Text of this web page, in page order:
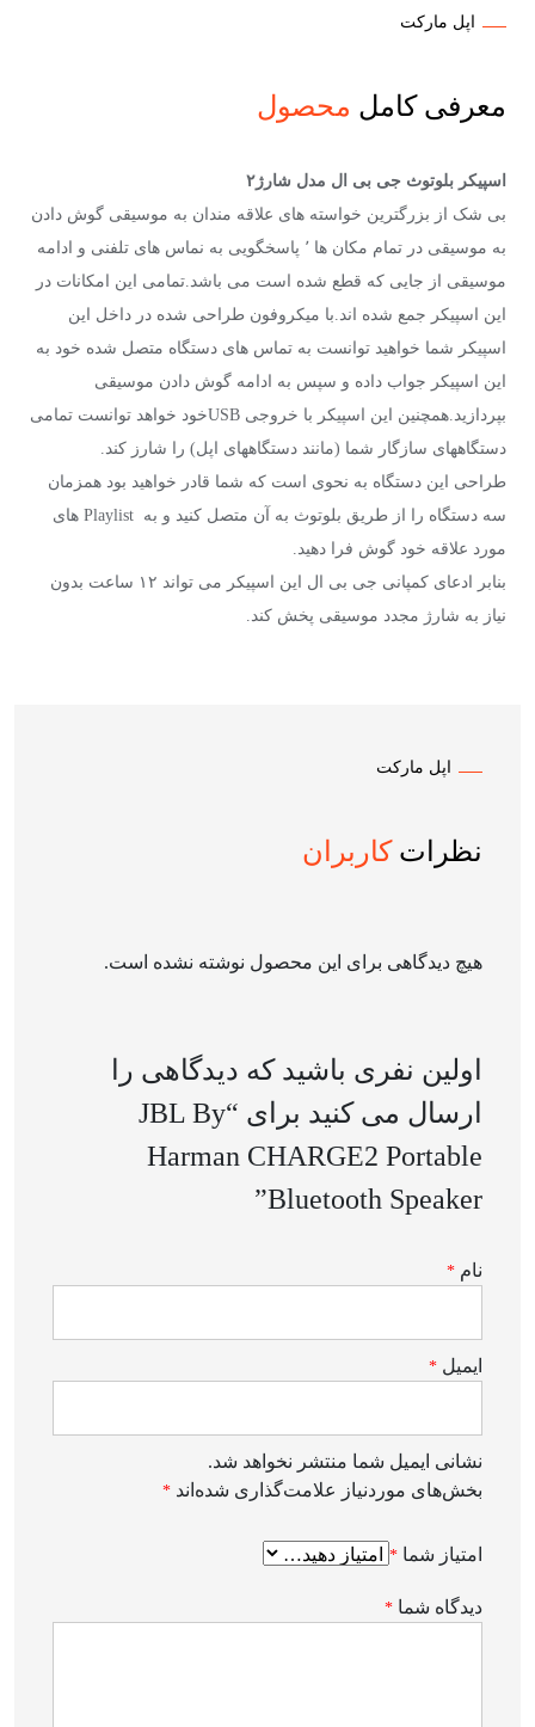
اپل مارکت
معرفی کامل محصول
اسپیکر بلوتوث جی بی ال مدل شارژ۲
بی شک از بزرگترین خواسته های علاقه مندان به موسیقی گوش دادن
به موسیقی در تمام مکان ها ٬ پاسخگویی به نماس های تلفنی و ادامه
موسیقی از جایی که قطع شده است می باشد.تمامی این امکانات در
این اسپیکر جمع شده اند.با میکروفون طراحی شده در داخل این
اسپیکر شما خواهید توانست به تماس های دستگاه متصل شده خود به
این اسپیکر جواب داده و سپس به ادامه گوش دادن موسیقی
بپردازید.همچنین این اسپیکر با خروجی USBخود خواهد توانست تمامی
دستگاههای سازگار شما (مانند دستگاههای اپل) را شارز کند.
طراحی این دستگاه به نحوی است که شما قادر خواهید بود همزمان
سه دستگاه را از طریق بلوتوث به آن متصل کنید و به Playlist های
مورد علاقه خود گوش فرا دهید.
بنابر ادعای کمپانی جی بی ال این اسپیکر می تواند ۱۲ ساعت بدون
نیاز به شارژ مجدد موسیقی پخش کند.
اپل مارکت
نظراتکاربران
هیچ دیدگاهی برای این محصول نوشته نشده است.
اولین نفری باشید که دیدگاهی را
ارسال می کنید برای “JBL By
Harman CHARGE2 Portable
Bluetooth Speaker”
نشانی ایمیل شما منتشر نخواهد شد.
بخش‌های موردنیاز علامت‌گذاری شده‌اند *
امتیاز شما *
دیدگاه شما *
نام *
ایمیل *